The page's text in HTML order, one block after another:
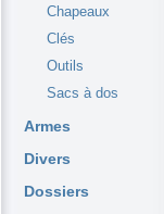
Chapeaux
Clés
Outils
Sacs à dos
Armes
Divers
Dossiers